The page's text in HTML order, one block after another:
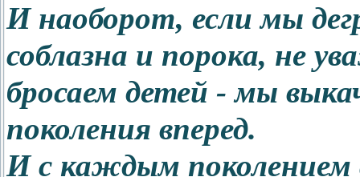
И наоборот, если мы
соблазна и порока, не
бросаем детей - мы
поколения вперед.
И с каждым поколением